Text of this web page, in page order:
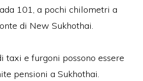
101, a pochi chilometri a
di New Sukhothai.
taxi e furgoni possono essere
pensioni a Sukhothai.